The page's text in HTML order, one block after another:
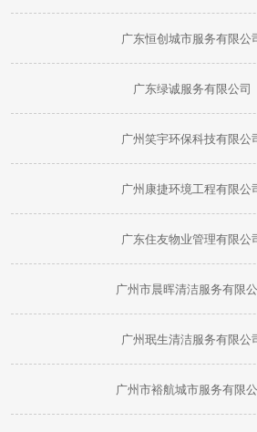
广东恒创城市服务有限公
广东绿诚服务有限公司
广州笑宇环保科技有限公
广州康捷环境工程有限公
广东住友物业管理有限公
广州市晨晖清洁服务有限
广州珉生清洁服务有限公
广州市裕航城市服务有限